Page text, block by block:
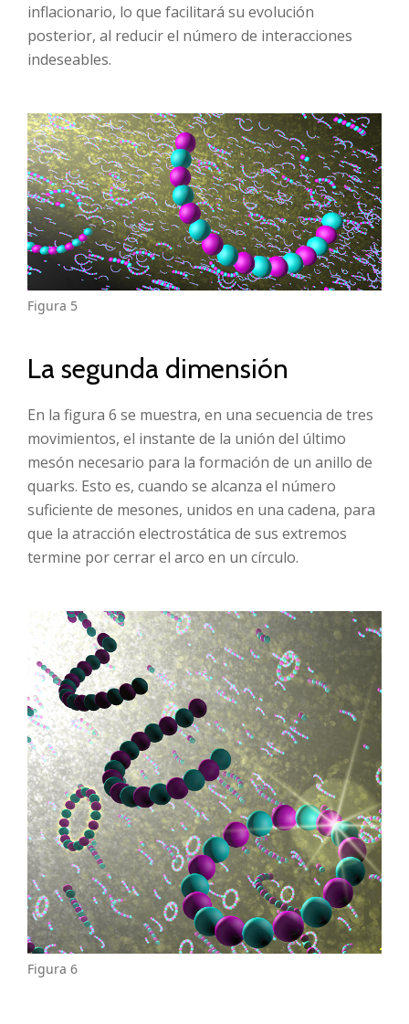
inflacionario, lo que facilitará su evolución
posterior, al reducir el número de interacciones
indeseables.
Figura 5
La segunda dimensión
En la figura 6 se muestra, en una secuencia de tres
movimientos, el instante de la unión del último
mesón necesario para la formación de un anillo de
quarks. Esto es, cuando se alcanza el número
suficiente de mesones, unidos en una cadena, para
que la atracción electrostática de sus extremos
termine por cerrar el arco en un círculo.
Figura 6